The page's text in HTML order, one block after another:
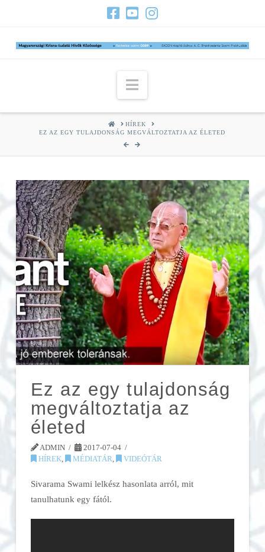
Navigation
HOMEHÍREK
EZ AZ EGY TULAJDONSÁG MEGVÁLTOZTATJA AZ ÉLETED
Ez az egy tulajdonság
megváltoztatja az
életed
ADMIN
2017-07-04
HÍREK, MÉDIATÁR, VIDEÓTÁR
Sivarama Swami lelkész hasonlata arról, mit
tanulhatunk egy fától.